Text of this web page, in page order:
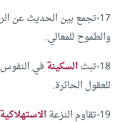
17-تجمع بين الحديث عن
والطموح للمعالي.
18-تبث
السكينةفي النفوس
للعقول الحائرة.
19-تقاوم النزعة
الاستهلاكية